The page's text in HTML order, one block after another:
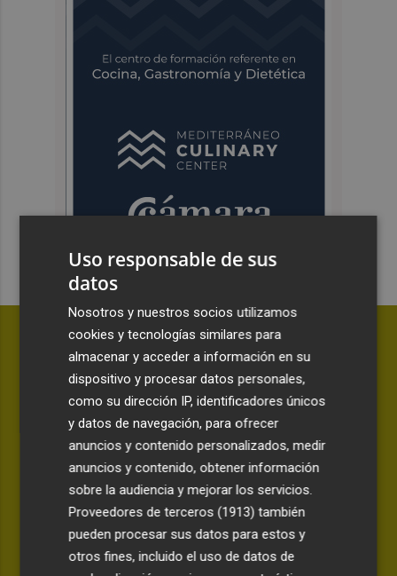
ANÁLISIS | LA CANTINA
Awa Fam deja más certezas que
Uso responsable de sus
datos
Nosotros y nuestros socios utilizamos
cookies y tecnologías similares para
almacenar y acceder a información en su
dispositivo y procesar datos personales,
como su dirección IP, identificadores únicos
y datos de navegación, para ofrecer
anuncios y contenido personalizados, medir
anuncios y contenido, obtener información
sobre la audiencia y mejorar los servicios.
Proveedores de terceros (1913) también
pueden procesar sus datos para estos y
otros fines, incluido el uso de datos de